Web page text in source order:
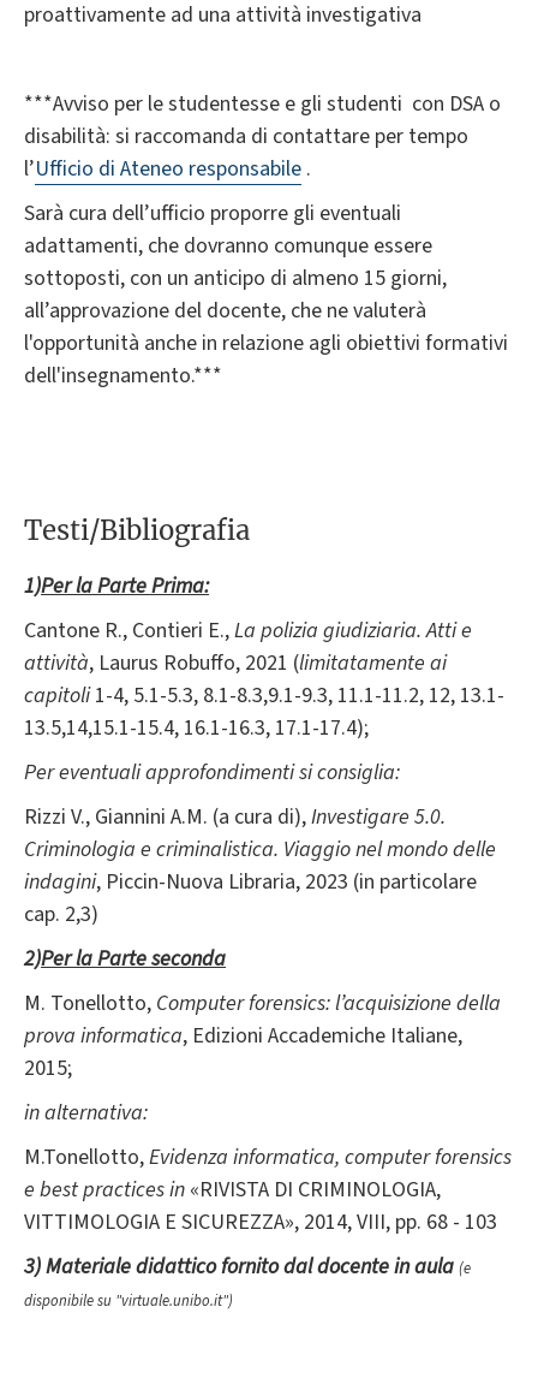
proattivamente ad una attività investigativa
***Avviso per le studentesse e gli studenti con DSA o
disabilità: si raccomanda di contattare per tempo
l’Ufficio di Ateneo responsabile .
Sarà cura dell’ufficio proporre gli eventuali
adattamenti, che dovranno comunque essere
sottoposti, con un anticipo di almeno 15 giorni,
all’approvazione del docente, che ne valuterà
l'opportunità anche in relazione agli obiettivi formativi
dell'insegnamento.***
Testi/Bibliografia
1)Per la Parte Prima:
Cantone R., Contieri E.,La polizia giudiziaria. Atti e
attività, Laurus Robuffo, 2021 (limitatamente ai
capitoli1-4, 5.1-5.3, 8.1-8.3,9.1-9.3, 11.1-11.2, 12, 13.1-
13.5,14,15.1-15.4, 16.1-16.3, 17.1-17.4);
Per eventuali approfondimenti si consiglia:
Rizzi V., Giannini A.M. (a cura di),Investigare 5.0.
Criminologia e criminalistica. Viaggio nel mondo delle
indagini, Piccin-Nuova Libraria, 2023 (in particolare
cap. 2,3)
2)Per la Parte seconda
M. Tonellotto, Computer forensics: l’acquisizione della
prova informatica, Edizioni Accademiche Italiane,
2015;
in alternativa:
M.Tonellotto,Evidenza informatica, computer forensics
e best practices in «RIVISTA DI CRIMINOLOGIA,
VITTIMOLOGIA E SICUREZZA», 2014, VIII, pp. 68 - 103
3) Materiale didattico fornito dal docente in aula (e
disponibile su "virtuale.unibo.it")